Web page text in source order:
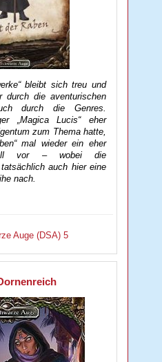
bleibt sich treu und
durch die aventurischen
durch die Genres.
„Magica Lucis“ eher
zum Thema hatte,
mal wieder ein eher
vor – wobei die
auch hier eine
nach.
Auge (DSA) 5